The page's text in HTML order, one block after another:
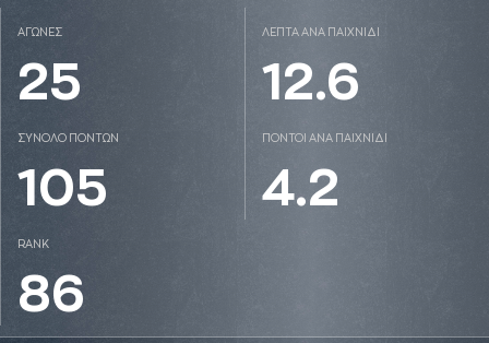
ΑΓΩΝΕΣ
25
ΛΕΠΤΑ ΑΝΑ ΠΑΙΧΝΙΔΙ
12.6
ΣΥΝΟΛΟ ΠΟΝΤΩΝ
105
ΠΟΝΤΟΙ ΑΝΑ ΠΑΙΧΝΙΔΙ
4.2
RANK
86